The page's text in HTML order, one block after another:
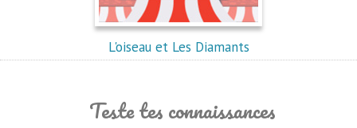
L'oiseau et Les Diamants
Teste tes connaissances